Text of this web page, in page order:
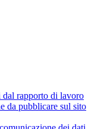
dal rapporto di lavoro
da pubblicare sul sito